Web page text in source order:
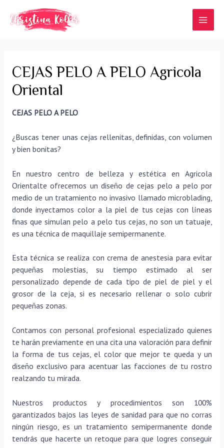
contenido
CEJAS PELO A PELO Agricola
Oriental
CEJAS PELO A PELO
¿Buscas tener unas cejas rellenitas, definidas, con volumen
y bien bonitas?
En nuestro centro de belleza y estética en Agricola
Orientalte ofrecemos un diseño de cejas pelo a pelo por
medio de un tratamiento no invasivo llamado microblading,
donde inyectamos color a la piel de tus cejas con líneas
finas que simulan pelo a pelo tus cejas, no son un tatuaje,
es una técnica de maquillaje semipermanente.
Esta técnica se realiza con crema de anestesia para evitar
pequeñas molestias, su tiempo estimado al ser
personalizado depende de cada tipo de piel de piel y el
grosor de la ceja, si es necesario rellenar o solo cubrir
pequeñas zonas.
Contamos con personal profesional especializado quienes
te harán previamente en una cita una valoración para definir
la forma de tus cejas, el color que mejor te queda y un
diseño exclusivo para acentuar las facciones de tu rostro
realzando tu mirada.
Nuestros productos y procedimientos son 100%
garantizados bajos las leyes de sanidad para que no corras
ningún riesgo, es un tratamiento semipermanente donde
tendrás que hacerte un retoque para que logres conseguir